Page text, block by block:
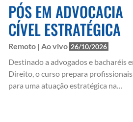
PÓS EM ADVOCACIA
CÍVEL ESTRATÉGICA
Remoto | Ao vivo 26/10/2026
Destinado a advogados e bacharéis
Direito, o curso prepara profissionais
para uma atuação estratégica na